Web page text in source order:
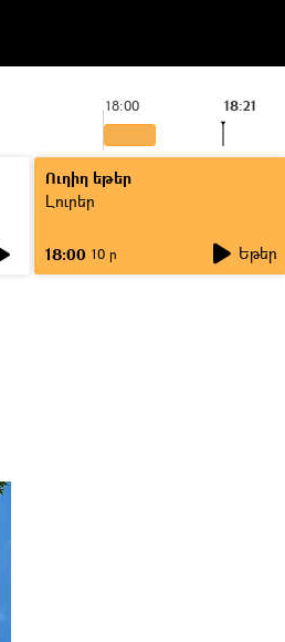
18:00 18:21
Ուղիղ եթեր
Լուրեր
18:00 10 ր Եթեր